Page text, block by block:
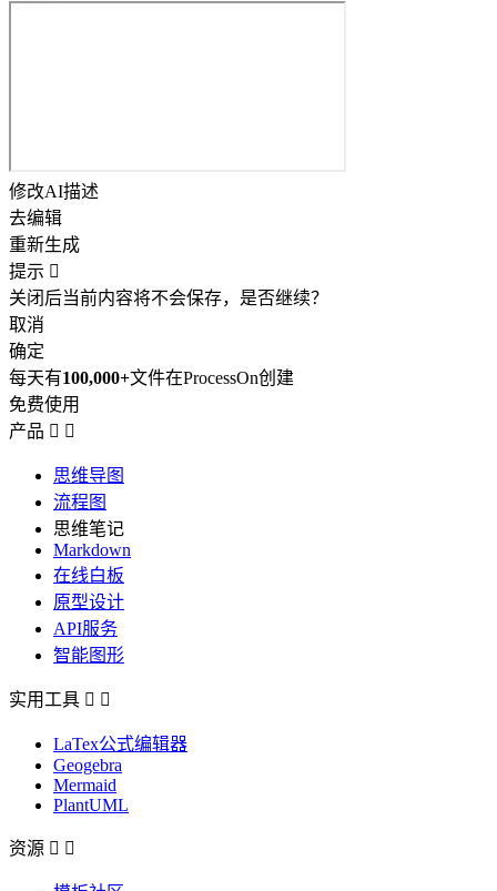
修改AI描述
去编辑
重新生成
提示 
关闭后当前内容将不会保存，是否继续？
取消
确定
每天有100,000+文件在ProcessOn创建
免费使用
产品  
思维导图
流程图
思维笔记
Markdown
在线白板
原型设计
API服务
智能图形
实用工具  
LaTex公式编辑器
Geogebra
Mermaid
PlantUML
资源  